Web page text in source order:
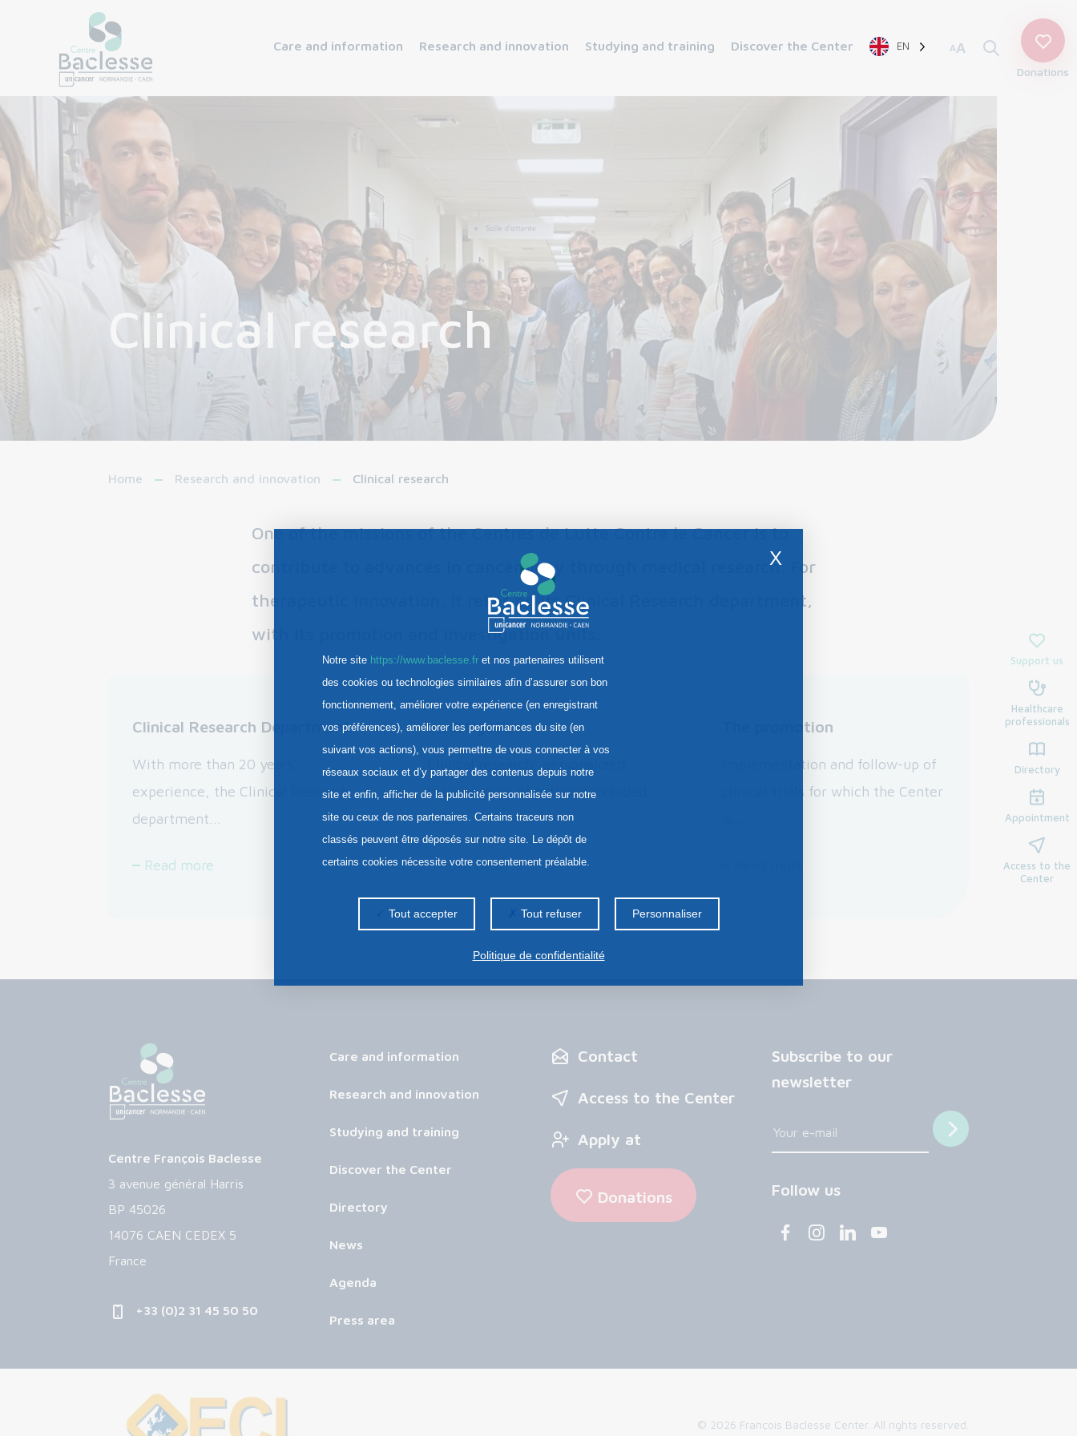
Care and information Research and innovation Studying and training Discover the Center EN AA
Donations
Clinical research
Home Research and innovation Clinical research
Support us
Healthcare
professionals
Directory
Appointment
Access to the
Center
One of the missions of the Centres de Lutte Contre le Cancer is to
contribute to advances in cancerology through medical research. For
therapeutic innovation, it relies on its Clinical Research department,
with its promotion and investigation units.
Clinical Research Department
With more than 20 years'
experience, the Clinical Research
department...
Read more
Investigation
Clinical research: personalized
management of patients included
in a...
Read more
The promotion
Implementation and follow-up of
clinical trials for which the Center
Centre François Baclesse
3 avenue général Harris
BP 45026
14076 CAEN CEDEX 5
France
+33 (0)2 31 45 50 50
Care and information
Research and innovation
Studying and training
Discover the Center
Directory
News
Agenda
Press area
Contact
Access to the Center
Apply at
Donations
Subscribe to our
newsletter
Follow us
© 2026 François Baclesse Center. All rights reserved.
X
Notre site https://www.baclesse.fr et nos partenaires utilisent
des cookies ou technologies similaires afin d’assurer son bon
fonctionnement, améliorer votre expérience (en enregistrant
vos préférences), améliorer les performances du site (en
suivant vos actions), vous permettre de vous connecter à vos
réseaux sociaux et d’y partager des contenus depuis notre
site et enfin, afficher de la publicité personnalisée sur notre
site ou ceux de nos partenaires. Certains traceurs non
classés peuvent être déposés sur notre site. Le dépôt de
certains cookies nécessite votre consentement préalable.
Tout accepter Tout refuser Personnaliser
Politique de confidentialité